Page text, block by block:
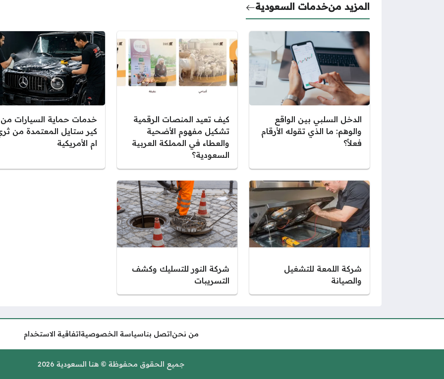
المزيد منخدمات السعودية
الدخل السلبي بين الواقع
والوهم: ما الذي تقوله الأرقام
فعلاً؟
كيف تعيد المنصات الرقمية
تشكيل مفهوم الأضحية
والعطاء في المملكة العربية
السعودية؟
خدمات حماية السيارات من
كير ستايل المعتمدة من
ام الأمريكية
شركة اللمعة للتشغيل
والصيانة
شركة النور للتسليك وكشف
التسريبات
من نحناتصل بناسياسة الخصوصيةاتفاقية الاستخدام
جميع الحقوق محفوظة © هنا السعودية 2026